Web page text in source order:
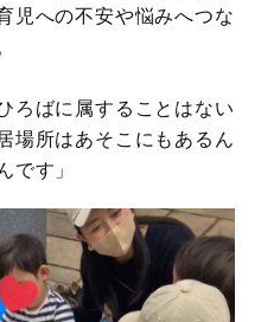
児への不安や悩みへつな
ろばに属することはない
場所はあそこにもあるん
す」